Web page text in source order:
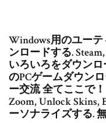
Windows用のユー
ンロードする.
いろいろをダウン
のPCゲームダウン
ー交流 全てここで
Zoom, Unlock Skins,
ーソナライズする.